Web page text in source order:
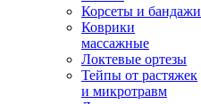
Корсеты и бандажи
Коврики
массажные
Локтевые ортезы
Тейпы от растяжек
и микротравм